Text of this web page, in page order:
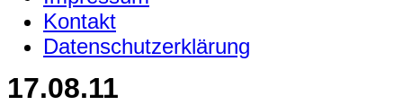
Kontakt
Datenschutzerklärung
17.08.11